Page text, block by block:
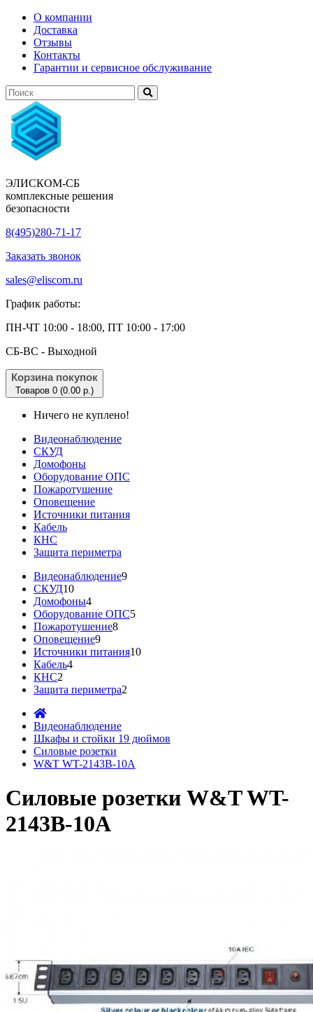
О компании
Доставка
Отзывы
Контакты
Гарантии и сервисное обслуживание
ЭЛИСКОМ-СБ
комплексные решения
безопасности
8(495)280-71-17
Заказать звонок
sales@eliscom.ru
График работы:
ПН-ЧТ 10:00 - 18:00, ПТ 10:00 - 17:00
CБ-ВС - Выходной
Корзина покупок
Товаров 0 (0.00 р.)
Ничего не куплено!
Видеонаблюдение
СКУД
Домофоны
Оборудование ОПС
Пожаротушение
Оповещение
Источники питания
Кабель
КНС
Защита периметра
Видеонаблюдение9
СКУД10
Домофоны4
Оборудование ОПС5
Пожаротушение8
Оповещение9
Источники питания10
Кабель4
КНС2
Защита периметра2
Видеонаблюдение
Шкафы и стойки 19 дюймов
Силовые розетки
W&T WT-2143B-10A
Силовые розетки W&T WT-
2143B-10A